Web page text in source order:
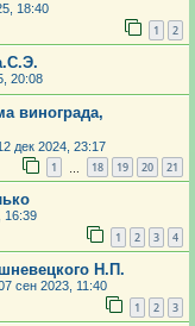
18:40
1 2
20:08
винограда,
дек 2024, 23:17
1 18 19 20 21
16:39
1 2 3 4
Н.П.
сен 2023, 11:40
1 2 3